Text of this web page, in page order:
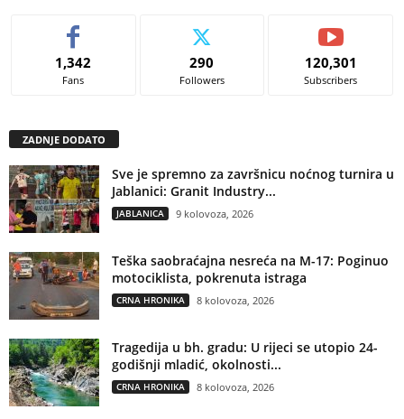
1,342
Fans
290
Followers
120,301
Subscribers
ZADNJE DODATO
Sve je spremno za završnicu noćnog turnira u
Jablanici: Granit Industry...
JABLANICA 9 kolovoza, 2026
Teška saobraćajna nesreća na M-17: Poginuo
motociklista, pokrenuta istraga
CRNA HRONIKA 8 kolovoza, 2026
Tragedija u bh. gradu: U rijeci se utopio 24-
godišnji mladić, okolnosti...
CRNA HRONIKA 8 kolovoza, 2026